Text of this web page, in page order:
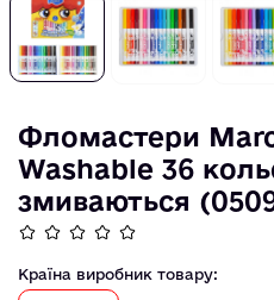
Фломастери
Washable 36
змиваються
Країна виробник товару: